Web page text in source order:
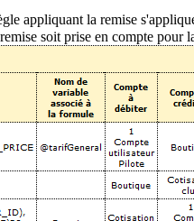
appliquant la remise
soit prise en compte